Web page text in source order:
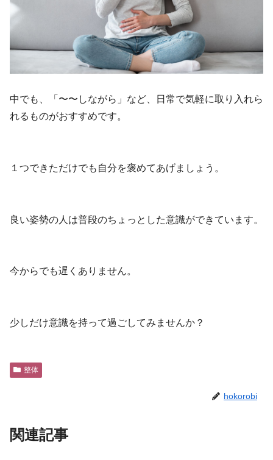
中でも、「〜〜しながら」など、日常で気軽に取り入れら
れるものがおすすめです。
１つできただけでも自分を褒めてあげましょう。
良い姿勢の人は普段のちょっとした意識ができています。
今からでも遅くありません。
少しだけ意識を持って過ごしてみませんか？
整体
hokorobi
関連記事